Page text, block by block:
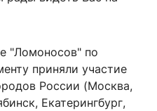
"Ломоносов" по
приняли участие
России (Москва,
Екатерингбург,